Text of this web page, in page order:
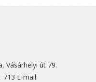
Vásárhelyi út 79.
713 E-mail: